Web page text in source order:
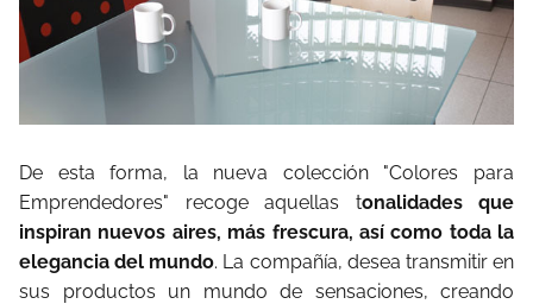
De esta forma, la nueva colección "Colores para
Emprendedores" recoge aquellas tonalidades que
inspiran nuevos aires, más frescura, así como toda la
elegancia del mundo. La compañía, desea transmitir en
sus productos un mundo de sensaciones, creando